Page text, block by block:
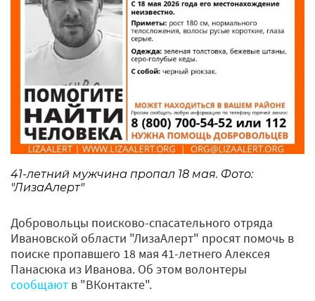
41-летний мужчина пропал 18 мая. Фото:
"ЛизаАлерт"
Добровольцы поисково-спасательного отряда
Ивановской области "ЛизаАлерт" просят помочь в
поиске пропавшего 18 мая 41-летнего Алексея
Панасюка из Иванова. Об этом волонтеры
сообщают в "ВКонтакте".